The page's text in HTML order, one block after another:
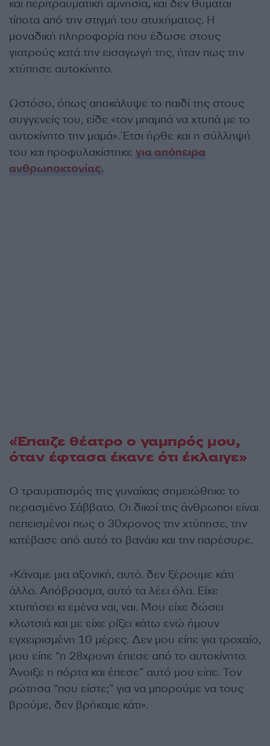
και περιτραυματική αμνησία, και δεν θυμάται
τίποτα από την στιγμή του ατυχήματος. Η
μοναδική πληροφορία που έδωσε στους
γιατρούς κατά την εισαγωγή της, ήταν πως την
χτύπησε αυτοκίνητο.
Ωστόσο, όπως αποκάλυψε το παιδί της στους
συγγενείς του, είδε «τον μπαμπά να χτυπά με το
αυτοκίνητο την μαμά». Έτσι ήρθε και η σύλληψή
του και προφυλακίστηκε για απόπειρα
ανθρωποκτονίας.
«Έπαιζε θέατρο ο γαμπρός μου,
όταν έφτασα έκανε ότι έκλαιγε»
Ο τραυματισμός της γυναίκας σημειώθηκε το
περασμένο Σάββατο. Οι δικοί της άνθρωποι είναι
πεπεισμένοι πως ο 30χρονος την χτύπησε, την
κατέβασε από αυτό το βανάκι και την παρέσυρε.
«Κάναμε μια αξονική, αυτό. δεν ξέρουμε κάτι
άλλο. Απόβρασμα, αυτό τα λέει όλα. Είχε
χτυπήσει κι εμένα ναι, ναι. Μου είχε δώσει
κλωτσιά και με είχε ρίξει κάτω ενώ ήμουν
εγχειρισμένη 10 μέρες. Δεν μου είπε για τροχαίο,
μου είπε “η 28χρονη έπεσε από το αυτοκίνητο.
Άνοιξε η πόρτα και έπεσε” αυτό μου είπε. Τον
ρώτησα “που είστε;” για να μπορούμε να τους
βρούμε, δεν βρήκαμε κάτι».